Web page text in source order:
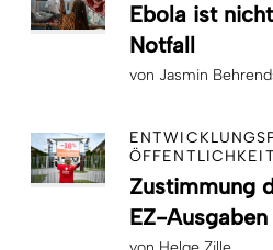
Ebola ist
Notfall
von Jasmin
ÖFFENTLICHKEIT
Zustimmung
EZ-